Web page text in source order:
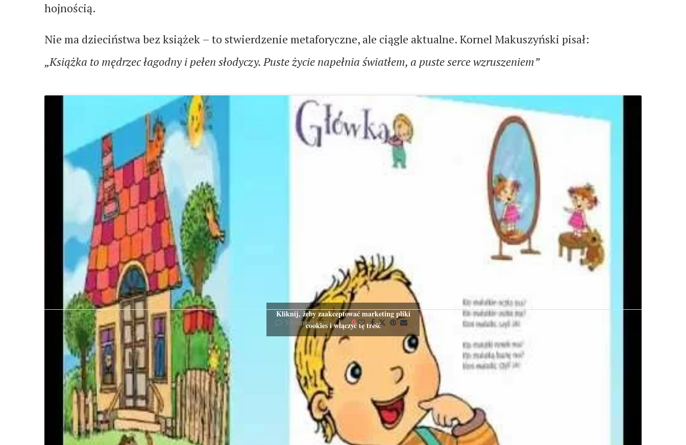
hojnością.
Nie ma dzieciństwa bez książek – to stwierdzenie metaforyczne, ale ciągle aktualne. Kornel Makuszyński pisał:
„Książka to mędrzec łagodny i pełen słodyczy. Puste życie napełnia światłem, a puste serce wzruszeniem”
Kliknij, żeby zaakceptować marketing pliki
cookies i włączyć tę treść
9 komentarzy 0
MAGDALLENA
wcześniejszy wpis